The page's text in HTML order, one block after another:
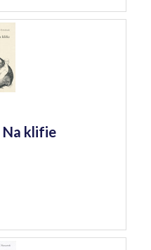
Na klifie